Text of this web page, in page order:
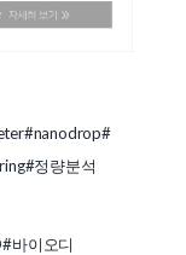
#nanodrop#
#정량분석
#바이오디